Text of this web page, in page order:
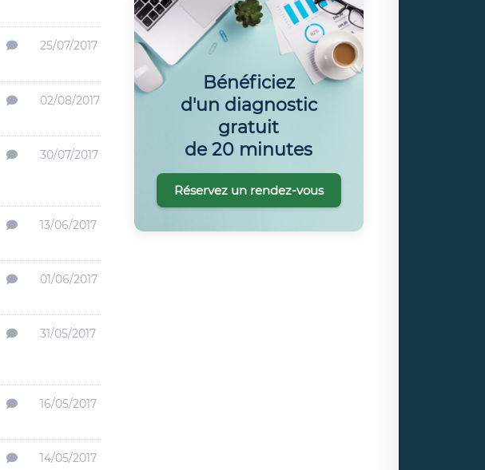
25/07/2017
02/08/2017
30/07/2017
13/06/2017
01/06/2017
31/05/2017
16/05/2017
14/05/2017
Bénéficiez
d'un diagnostic
gratuit
de 20 minutes
Réservez un rendez-vous